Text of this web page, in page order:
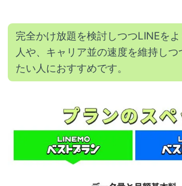
完全かけ放題を検討しつつLINEをよ
人や、キャリア並の速度を維持しつ
たい人におすすめです。